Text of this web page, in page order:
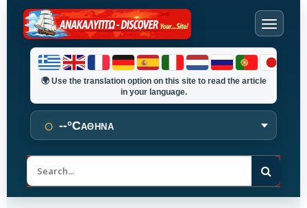
🌍Use the translation option on this site to read the article
in your language.
○ --°CΑΘΗΝΑ
Α
α
ζ